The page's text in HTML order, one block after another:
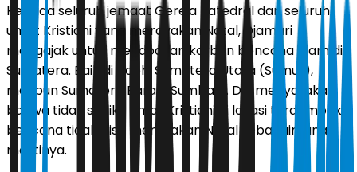
Kepada seluruh jemaat Gereja Katedral dan seluruh
umat Kristiani yang merayakan Natal, Djamari
mengajak untuk mendoakan korban bencana alam di
Sumatera. Baik di Aceh, Sumatera Utara (Sumut),
maupun Sumatera Barat (Sumbar). Dia menyatakan
bahwa tidak sedikit umat Kristiani di lokasi terdampak
bencana tidak bisa merayakan Natal sebagaimana
mestinya.